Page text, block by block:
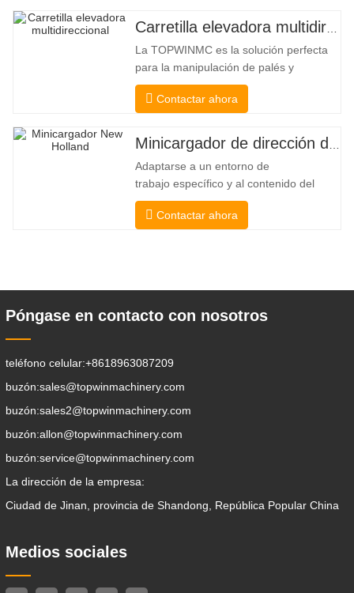
La TOPWINMC es la solución perfecta
para la manipulación de palés y
mercancías largas. Una auténtica
carretilla elevadora dos en uno que
elevadora y una de carga lateral. Su
silencioso y ecológico motor eléctrico y
la innovadora dirección HX de 360°
permiten
Contactar ahora
Adaptarse a un entorno de
trabajo específico y al contenido del
trabajo De esta manera, se puede llevar
a cabo la pala, el apilamiento, la
zanjas, la limpieza de avenidas . Un
Contactar ahora
Póngase en contacto con nosotros
teléfono celular:+8618963087209
buzón:sales@topwinmachinery.com
buzón:sales2@topwinmachinery.com
buzón:allon@topwinmachinery.com
buzón:service@topwinmachinery.com
La dirección de la empresa:
Ciudad de Jinan, provincia de Shandong, República Popular China
Medios sociales